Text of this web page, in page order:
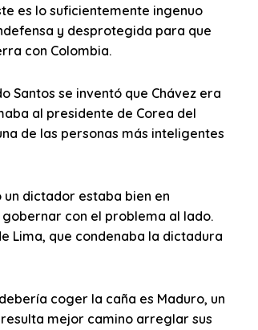
es lo suficientemente ingenuo
y desprotegida para que
con Colombia.
Santos se inventó que Chávez era
al presidente de Corea del
de las personas más inteligentes
un dictador estaba bien en
con el problema al lado.
Lima, que condenaba la dictadura
coger la caña es Maduro, un
mejor camino arreglar sus